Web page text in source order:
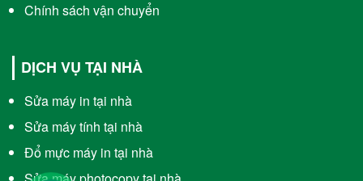
Chính sách vận chuyển
DỊCH VỤ TẠI NHÀ
Sửa máy in tại nhà
Sửa máy tính tại nhà
Đổ mực máy in tại nhà